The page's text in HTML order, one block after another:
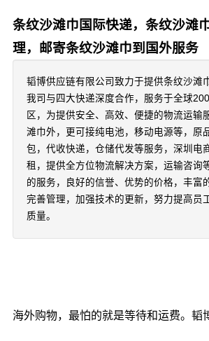
条纹沙滩巾国际快递，条纹沙滩
理，邮寄条纹沙滩巾到国外服务
韬博供应链有限公司致力于提供条纹沙滩
我司与四大快递深度合作，服务于全球
区，为提供安全、高效、便捷的物流运输
滩巾外，更可接纯电池，移动电源等，原
包，代收快递，仓储代发等服务，深圳电
租，提供全方位物流解决方案，运输咨询
的服务，良好的信誉、优势的价格，丰富
完善管理，加强技术的更新，努力提高员
质量。
海外购物，最怕的就是等待和运费。韬